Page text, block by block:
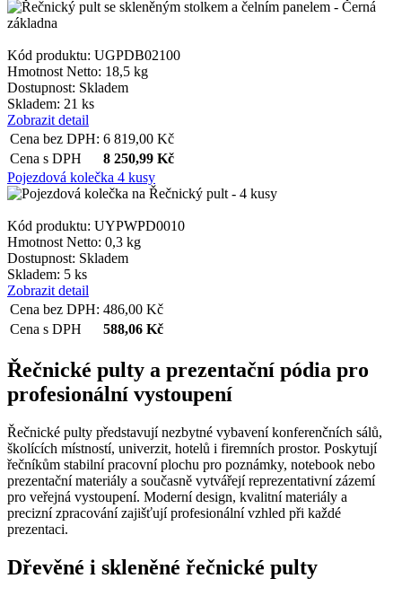
Kód produktu: UGPDB02100
Hmotnost Netto: 18,5 kg
Dostupnost: Skladem
Skladem: 21 ks
Zobrazit detail
Cena bez DPH: 6 819,00 Kč
Cena s DPH
8 250,99 Kč
Pojezdová kolečka 4 kusy
Kód produktu: UYPWPD0010
Hmotnost Netto: 0,3 kg
Dostupnost: Skladem
Skladem: 5 ks
Zobrazit detail
Cena bez DPH: 486,00 Kč
Cena s DPH
588,06 Kč
Řečnické pulty a prezentační pódia pro
profesionální vystoupení
Řečnické pulty představují nezbytné vybavení konferenčních sálů,
školících místností, univerzit, hotelů i firemních prostor. Poskytují
řečníkům stabilní pracovní plochu pro poznámky, notebook nebo
prezentační materiály a současně vytvářejí reprezentativní zázemí
pro veřejná vystoupení. Moderní design, kvalitní materiály a
precizní zpracování zajišťují profesionální vzhled při každé
prezentaci.
Dřevěné i skleněné řečnické pulty